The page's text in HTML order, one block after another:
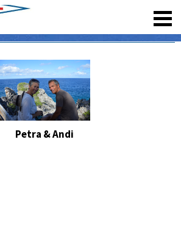
Petra & Andi